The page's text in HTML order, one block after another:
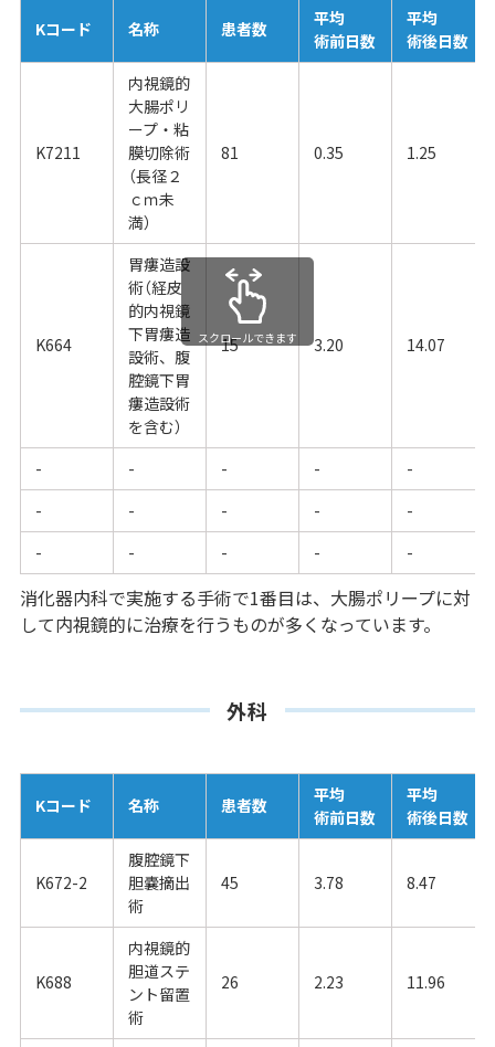
Kコード 名称 患者数
平均
術前日数
平均
術後日数
K7211
内視鏡的
大腸ポリ
ープ・粘
膜切除術
（長径２
ｃｍ未
満）
81 0.35 1.25
K664
胃瘻造設
術（経皮
的内視鏡
下胃瘻造
設術、腹
腔鏡下胃
瘻造設術
を含む）
15 3.20 14.07
- - - -
-
-
- - -
-
-
- - - -
スクロールできます
消化器内科で実施する手術で1番目は、大腸ポリープに対
して内視鏡的に治療を行うものが多くなっています。
外科
Kコード 名称 患者数
平均
術前日数
平均
術後日数
K672-2
腹腔鏡下
胆嚢摘出
術
45 3.78 8.47
K688
内視鏡的
胆道ステ
ント留置
術
26 2.23 11.96